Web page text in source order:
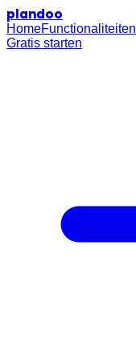
plandoo
HomeFunctionaliteiten
Gratis starten